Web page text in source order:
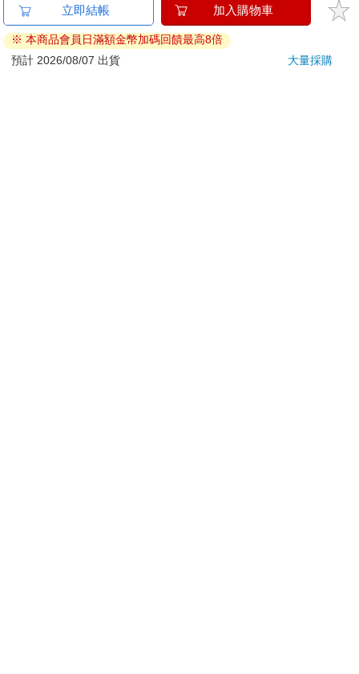
金石堂及銀行均不會請您操作ATM! 如接獲電話要求您前往
ATM提款機，請不要聽從指示，以免受騙上當！
退換貨須知：